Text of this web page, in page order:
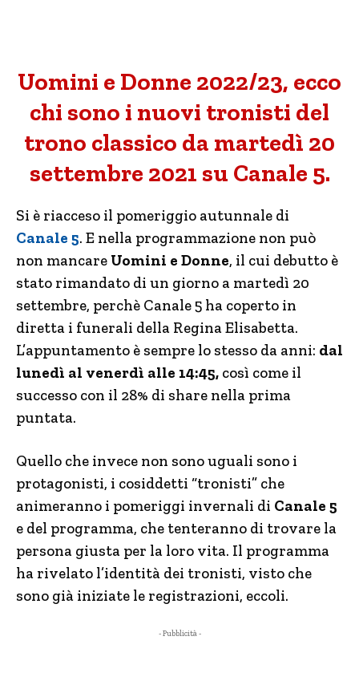
Uomini e Donne 2022/23, ecco
chi sono i nuovi tronisti del
trono classico da martedì 20
settembre 2021 su Canale 5.
Si è riacceso il pomeriggio autunnale di
Canale 5. E nella programmazione non può
non mancare Uomini e Donne, il cui debutto è
stato rimandato di un giorno a martedì 20
settembre, perchè Canale 5 ha coperto in
diretta i funerali della Regina Elisabetta.
L’appuntamento è sempre lo stesso da anni: dal
lunedì al venerdì alle 14:45, così come il
successo con il 28% di share nella prima
puntata.
Quello che invece non sono uguali sono i
protagonisti, i cosiddetti “tronisti” che
animeranno i pomeriggi invernali di Canale 5
e del programma, che tenteranno di trovare la
persona giusta per la loro vita. Il programma
ha rivelato l’identità dei tronisti, visto che
sono già iniziate le registrazioni, eccoli.
- Pubblicità -